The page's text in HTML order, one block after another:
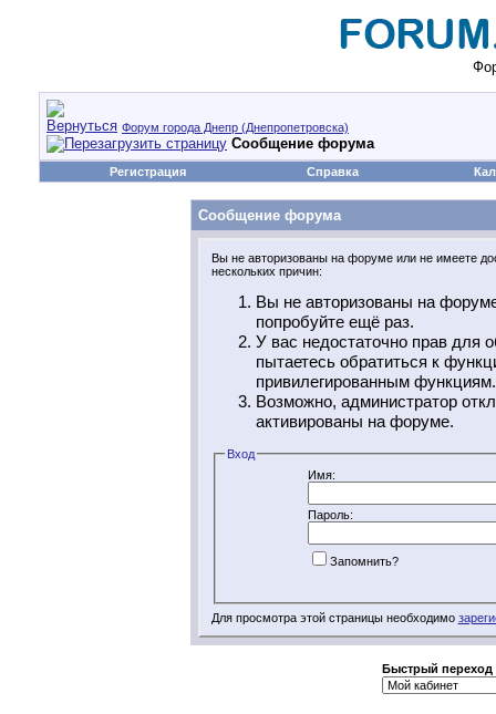
Форум города Днепр (Днепропетровска)
Сообщение форума
Регистрация Справка
Сообщение форума
Вы не авторизованы на форуме или не имеете
нескольких причин:
Вы не авторизованы на
попробуйте ещё раз.
У вас недостаточно прав для
пытаетесь обратиться к
привилегированным функциям.
Возможно, администратор
активированы на форуме.
Вход
Имя:
Пароль:
Запомнить?
Для просмотра этой страницы необходимо
Быстрый переход